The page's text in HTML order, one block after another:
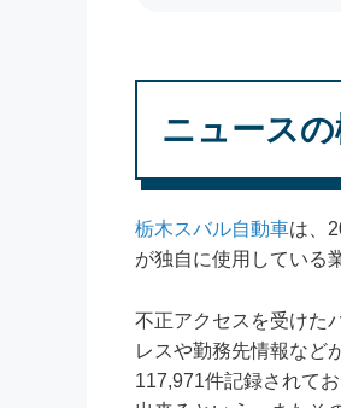
ニュース
栃木スバル自動車は、
が独自に使用している
不正アクセスを受けた
レスや勤務先情報など
117,971件記録されて